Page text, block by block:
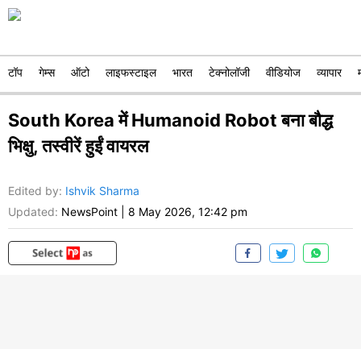
टॉप गेम्स ऑटो लाइफस्टाइल भारत टेक्नोलॉजी वीडियोज व्यापार
South Korea में Humanoid Robot बना बौद्ध
भिक्षु, तस्वीरें हुईं वायरल
Edited by: Ishvik Sharma
Updated: NewsPoint 8 May 2026, 12:42 pm